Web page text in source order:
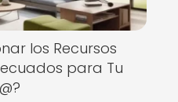
los Recursos
para Tu